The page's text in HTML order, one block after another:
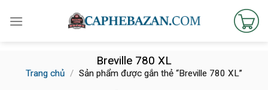
Breville 780 XL
Trang chủ / Sản phẩm được gắn thẻ “Breville 780 XL”